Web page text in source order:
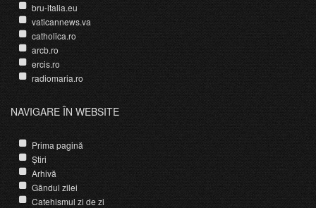
bru-italia.eu
vaticannews.va
catholica.ro
arcb.ro
ercis.ro
radiomaria.ro
NAVIGARE ÎN WEBSITE
Prima pagină
Știri
Arhivă
Gândul zilei
Catehismul zi de zi